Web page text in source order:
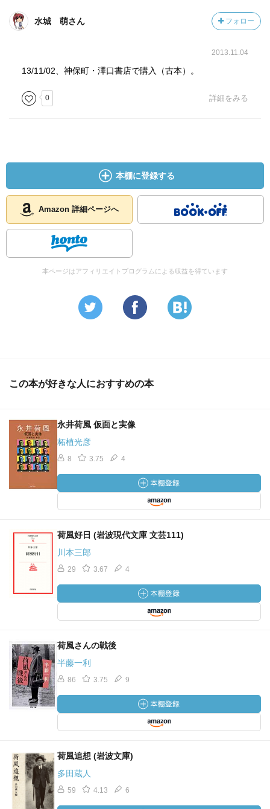
水城 萌さん フォロー
2013.11.04
13/11/02、神保町・澤口書店で購入（古本）。
0 詳細をみる
本棚に登録する
Amazon 詳細ページへ
本ページはアフィリエイトプログラムによる収益を得ています
この本が好きな人におすすめの本
永井荷風 仮面と実像
柘植光彦
8 3.75 4
荷風好日 (岩波現代文庫 文芸111)
川本三郎
29 3.67 4
荷風さんの戦後
半藤一利
86 3.75 9
荷風追想 (岩波文庫)
多田蔵人
59 4.13 6